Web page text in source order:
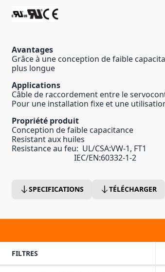
Avantages
Grâce à une conception de faible
plus longue
Applications
Câble de raccordement entre le
Pour une installation fixe et une
Propriété produit
Conception de faible capacitance
Resistant aux huiles
Resistance au feu: UL/CSA:VW-1, FT1
IEC/EN:60332-1-2
SPECIFICATIONS TÉLÉCHARGER
FILTRES